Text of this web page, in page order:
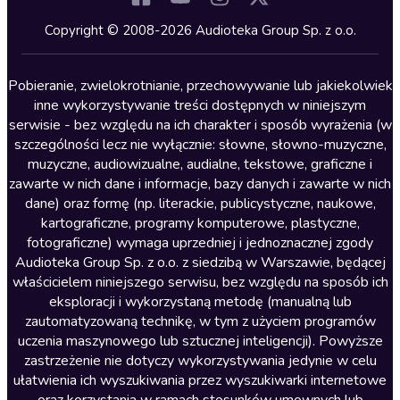
Kryminały
Lektury szkolne
Literatura anglojęzyczna
Literatura faktu
Literatura obyczajowa
Literatura piękna obca
Literatura piękna polska
Nagrania relaksacyjne
Nauka języków
Nauki humanistyczne
Podcasty i audycje
Polityka
Prasa
Copyright © 2008-2026 Audioteka Group Sp. z o.o.
Pobieranie, zwielokrotnianie, przechowywanie lub jakiekolwiek
inne wykorzystywanie treści dostępnych w niniejszym
serwisie - bez względu na ich charakter i sposób wyrażenia (w
szczególności lecz nie wyłącznie: słowne, słowno-muzyczne,
muzyczne, audiowizualne, audialne, tekstowe, graficzne i
zawarte w nich dane i informacje, bazy danych i zawarte w nich
dane) oraz formę (np. literackie, publicystyczne, naukowe,
kartograficzne, programy komputerowe, plastyczne,
fotograficzne) wymaga uprzedniej i jednoznacznej zgody
Audioteka Group Sp. z o.o. z siedzibą w Warszawie, będącej
właścicielem niniejszego serwisu, bez względu na sposób ich
eksploracji i wykorzystaną metodę (manualną lub
zautomatyzowaną technikę, w tym z użyciem programów
uczenia maszynowego lub sztucznej inteligencji). Powyższe
zastrzeżenie nie dotyczy wykorzystywania jedynie w celu
ułatwienia ich wyszukiwania przez wyszukiwarki internetowe